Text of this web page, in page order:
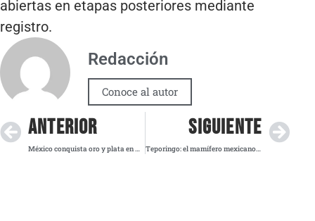
abiertas en etapas posteriores mediante
registro.
Redacción
Conoce al autor
ANTERIOR
México conquista oro y plata en marcha femenil de los Panamericanos Junior 2025
SIGUIENTE
Teporingo: el mamífero mexicano que la deforestación empuja a la extinción